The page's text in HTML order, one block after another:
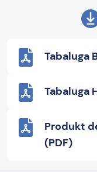
Tabaluga
Tabaluga
Produkt
(PDF)